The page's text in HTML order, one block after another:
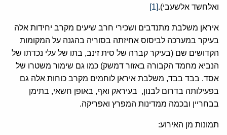
ואלחשד אלשעבי).[1]
איראן משלבת מתנדבים ושכירי חרב שיעים מקרב יחידות אלה
בעיקר במערכה לביסוס אחיזתה בסוריה בהגנה על המקומות
הקדושים שם (בעיקר קברה של סית זינב, בתו של עלי נכדתו של
הנביא מחמד הקבורה באזור דמשק) כמו גם שימור משטרו של
אסד. בבד בבד, משלבת איראן לוחמים מקרב כוחות אלה גם
בפעילותה בדרום לבנון, בעיראק ואף, באופן חשאי, בתימן
בבחריין ובכמה ממדינות המפרץ ואפריקה.
תמונות מן האירוע: